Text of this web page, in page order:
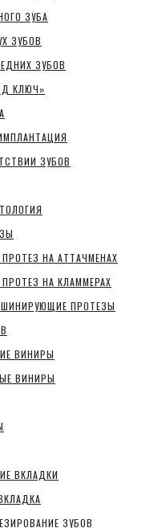
ЗУБА
ЗУБОВ
ЗУБОВ
КЛЮЧ»
ЗУБОВ
НА АТТАЧМЕНАХ
НА КЛАММЕРАХ
ПРОТЕЗЫ
ВИНИРЫ
ВИНИРЫ
ВКЛАДКИ
ЗУБОВ